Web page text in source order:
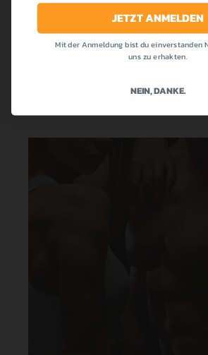
die bei uns allen so beliebt war!
JETZT ANMELDEN
Mit der Anmeldung bist du einverstanden
uns zu erhakten.
NEIN, DANKE.